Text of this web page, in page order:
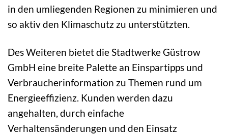
in den umliegenden Regionen zu minimieren und
so aktiv den Klimaschutz zu unterstützten.
Des Weiteren bietet die Stadtwerke Güstrow
GmbH eine breite Palette an Einspartipps und
Verbraucherinformation zu Themen rund um
Energieeffizienz. Kunden werden dazu
angehalten, durch einfache
Verhaltensänderungen und den Einsatz